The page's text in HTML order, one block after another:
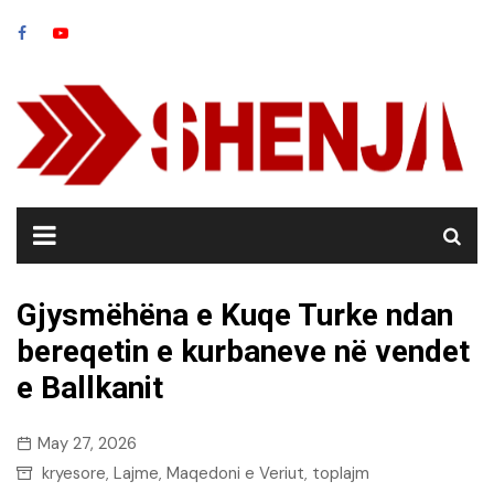
Gjysmëhëna e Kuqe Turke ndan
bereqetin e kurbaneve në vendet
e Ballkanit
May 27, 2026
kryesore, Lajme, Maqedoni e Veriut, toplajm